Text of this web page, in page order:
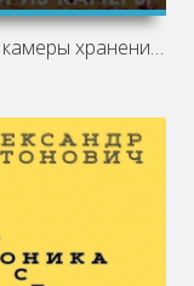
Дети из камеры хранения - Рю Мураками